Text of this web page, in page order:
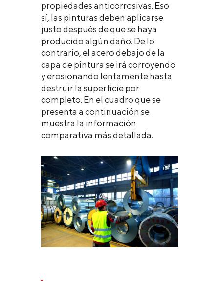
propiedades anticorrosivas. Eso
sí, las pinturas deben aplicarse
justo después de que se haya
producido algún daño. De lo
contrario, el acero debajo de la
capa de pintura se irá corroyendo
y erosionando lentamente hasta
destruir la superficie por
completo. En el cuadro que se
presenta a continuación se
muestra la información
comparativa más detallada.